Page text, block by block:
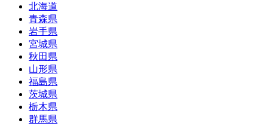
北海道
青森県
岩手県
宮城県
秋田県
山形県
福島県
茨城県
栃木県
群馬県